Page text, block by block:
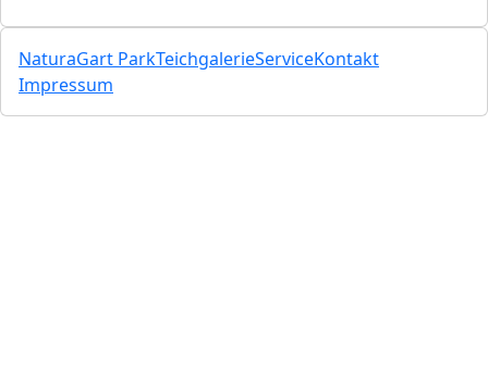
NaturaGart ParkTeichgalerieServiceKontakt
Impressum